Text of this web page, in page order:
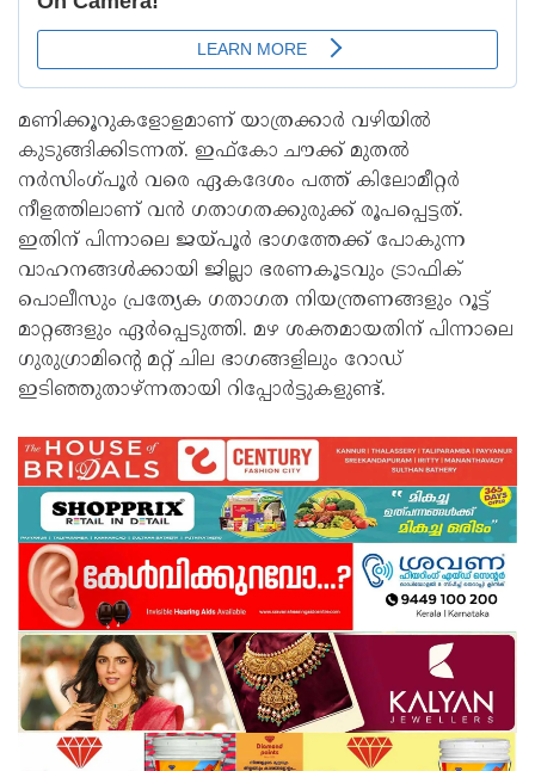
മണിക്കൂറുകളോളമാണ് യാത്രക്കാര്‍ വഴിയില്‍
കുടുങ്ങിക്കിടന്നത്. ഇഫ്‌കോ ചൗക്ക് മുതല്‍
നര്‍സിംഗ്പൂര്‍ വരെ ഏകദേശം പത്ത് കിലോമീറ്റര്‍
നീളത്തിലാണ് വന്‍ ഗതാഗതക്കുരുക്ക് രൂപപ്പെട്ടത്.
ഇതിന് പിന്നാലെ ജയ്പൂര്‍ ഭാഗത്തേക്ക് പോകുന്ന
വാഹനങ്ങള്‍ക്കായി ജില്ലാ ഭരണകൂടവും ട്രാഫിക്
പൊലീസും പ്രത്യേക ഗതാഗത നിയന്ത്രണങ്ങളും റൂട്ട്
മാറ്റങ്ങളും ഏര്‍പ്പെടുത്തി. മഴ ശക്തമായതിന് പിന്നാലെ
ഗുരുഗ്രാമിന്റെ മറ്റ് ചില ഭാഗങ്ങളിലും റോഡ്
ഇടിഞ്ഞുതാഴ്ന്നതായി റിപ്പോര്‍ട്ടുകളുണ്ട്.